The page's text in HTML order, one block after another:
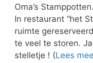
Oma’s Stamppotten.
In restaurant “het
ruimte
te veel te storen.
stelletje ! (Lees